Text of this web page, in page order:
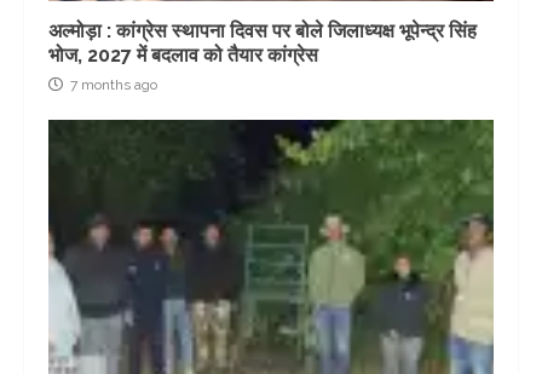
अल्मोड़ा : कांग्रेस स्थापना दिवस पर बोले जिलाध्यक्ष भूपेन्द्र सिंह
भोज, 2027 में बदलाव को तैयार कांग्रेस
7 months ago